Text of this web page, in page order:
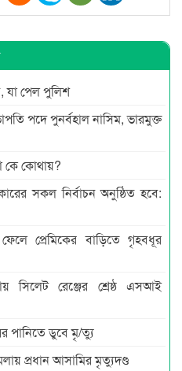
যা পেল পুলিশ
পদে পুনর্বহাল নাসিম, ভারমুক্ত
কে কোথায়?
সকল নির্বাচন অনুষ্ঠিত হবে:
প্রেমিকের বাড়িতে গৃহবধূর
সিলেট রেঞ্জের শ্রেষ্ঠ এসআই
পানিতে ডুবে মৃ/ত্যু
প্রধান আসামির মৃত্যুদণ্ড